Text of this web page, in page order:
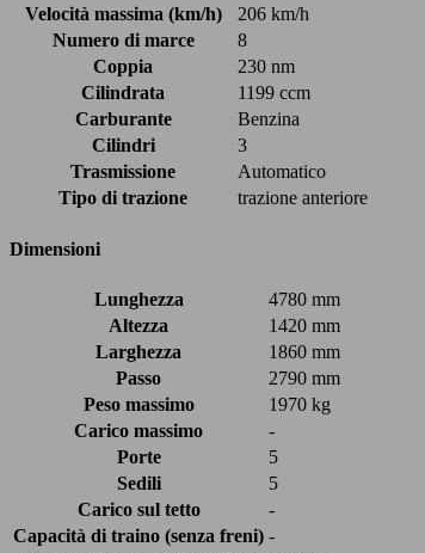
Velocità massima (km/h)
206 km/h
Numero di marce
8
Coppia
230 nm
Cilindrata
1199 ccm
Carburante
Benzina
Cilindri
3
Trasmissione
Automatico
Tipo di trazione
trazione anteriore
Dimensioni
Lunghezza
4780 mm
Altezza
1420 mm
Larghezza
1860 mm
Passo
2790 mm
Peso massimo
1970 kg
Carico massimo
-
Porte
5
Sedili
5
Carico sul tetto
-
Capacità di traino (senza freni) -